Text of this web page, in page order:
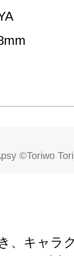
©Toriwo
、キャラ